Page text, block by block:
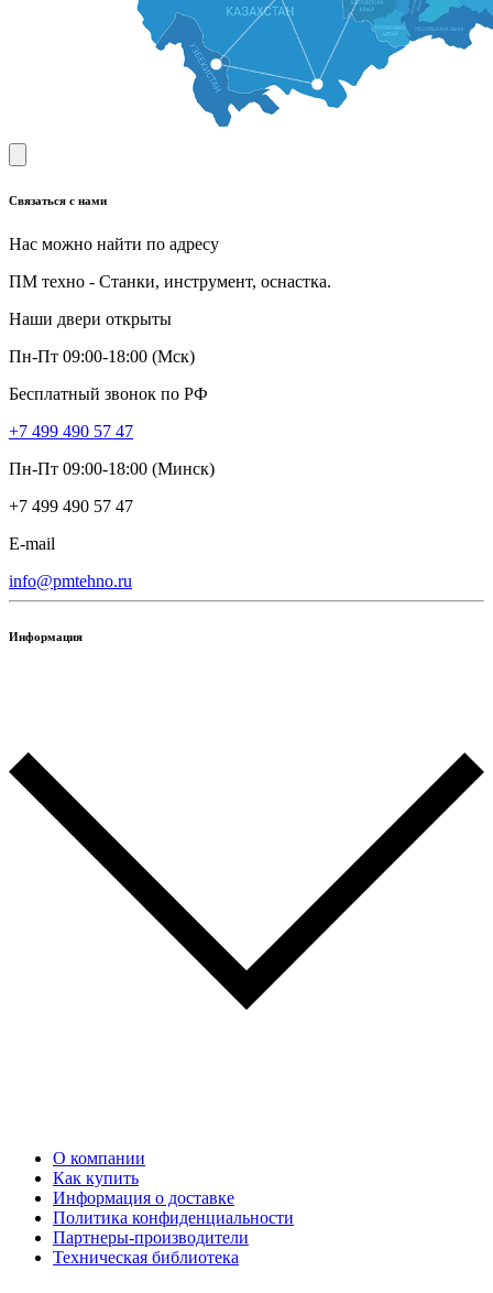
Связаться с нами
Нас можно найти по адресу
ПМ техно - Станки, инструмент, оснастка.
Наши двери открыты
Пн-Пт 09:00-18:00 (Мск)
Бесплатный звонок по РФ
+7 499 490 57 47
Пн-Пт 09:00-18:00 (Минск)
+7 499 490 57 47
E-mail
info@pmtehno.ru
Информация
О компании
Как купить
Информация о доставке
Политика конфиденциальности
Партнеры-производители
Техническая библиотека